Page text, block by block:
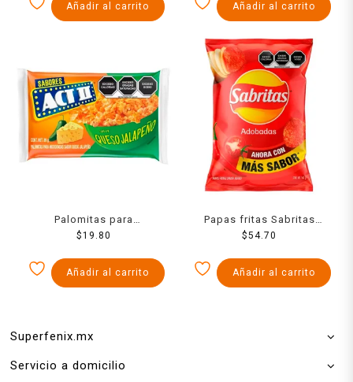
Añadir al carrito Añadir al carrito
Palomitas para
microondas ACT II sabor
$19.80
Añadir al carrito
Papas fritas Sabritas
adobadas 160 g
$54.70
Añadir al carrito
Superfenix.mx
Servicio a domicilio